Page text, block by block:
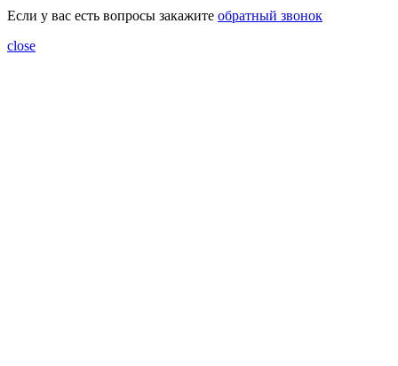
Если у вас есть вопросы закажите обратный звонок
close